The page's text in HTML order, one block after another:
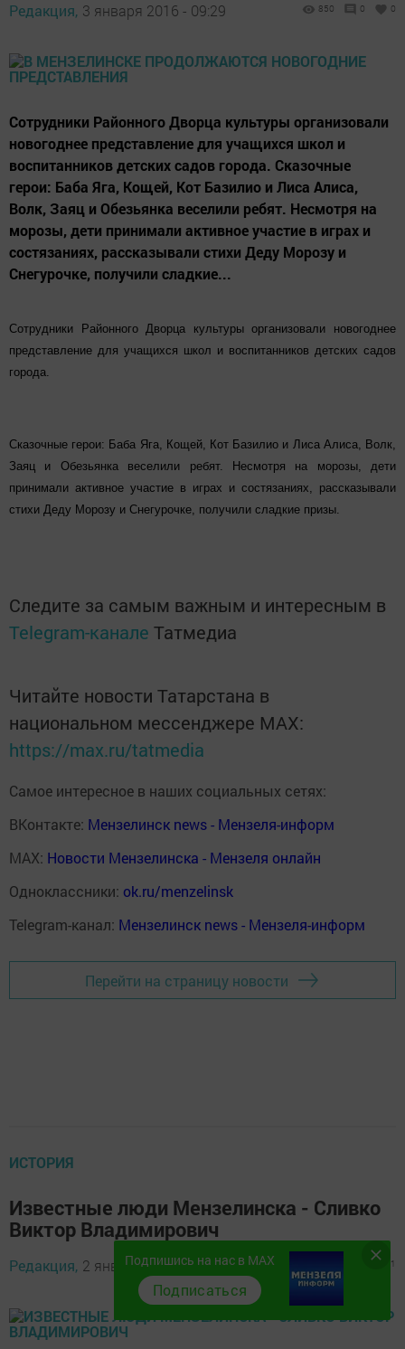
Редакция, 3 января 2016 - 09:29 850 0 0
Сотрудники Районного Дворца культуры организовали
новогоднее представление для учащихся школ и
воспитанников детских садов города. Сказочные
герои: Баба Яга, Кощей, Кот Базилио и Лиса Алиса,
Волк, Заяц и Обезьянка веселили ребят. Несмотря на
морозы, дети принимали активное участие в играх и
состязаниях, рассказывали стихи Деду Морозу и
Снегурочке, получили сладкие...
Сотрудники Районного Дворца культуры организовали новогоднее
представление для учащихся школ и воспитанников детских садов
города.
Сказочные герои: Баба Яга, Кощей, Кот Базилио и Лиса Алиса, Волк,
Заяц и Обезьянка веселили ребят. Несмотря на морозы, дети
принимали активное участие в играх и состязаниях, рассказывали
стихи Деду Морозу и Снегурочке, получили сладкие призы.
Следите за самым важным и интересным в
Telegram-канале Татмедиа
Читайте новости Татарстана в
национальном мессенджере MАХ:
https://max.ru/tatmedia
Самое интересное в наших социальных сетях:
ВКонтакте: Мензелинск news - Мензеля-информ
MAX: Новости Мензелинска - Мензеля онлайн
Одноклассники: ok.ru/menzelinsk
Telegram-канал: Мензелинск news - Мензеля-информ
Перейти на страницу новости
ИСТОРИЯ
Известные люди Мензелинска - Сливко
Виктор Владимирович
Редакция, 2 января 2016 - 09:11 1
Подпишись на нас в MAX
Подписаться